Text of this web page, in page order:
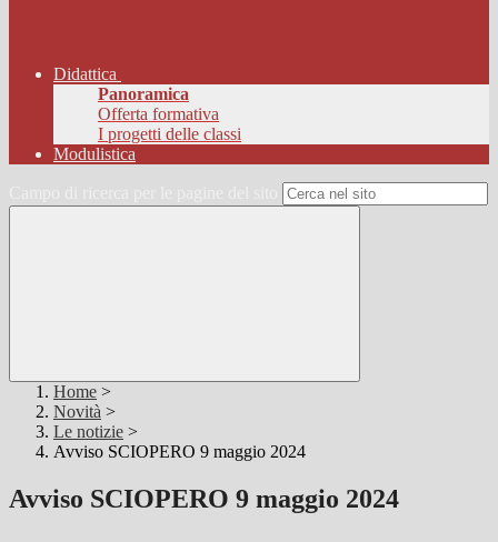
Didattica
Panoramica
Offerta formativa
I progetti delle classi
Modulistica
Home >
Novità >
Le notizie >
Avviso SCIOPERO 9 maggio 2024
Avviso SCIOPERO 9 maggio 2024